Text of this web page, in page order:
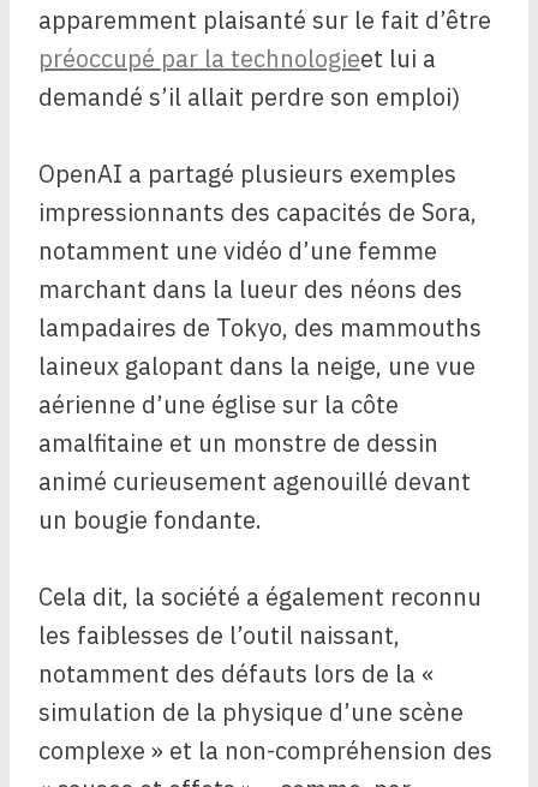
apparemment plaisanté sur le fait d’être
préoccupé par la technologieet lui a
demandé s’il allait perdre son emploi)
OpenAI a partagé plusieurs exemples
impressionnants des capacités de Sora,
notamment une vidéo d’une femme
marchant dans la lueur des néons des
lampadaires de Tokyo, des mammouths
laineux galopant dans la neige, une vue
aérienne d’une église sur la côte
amalfitaine et un monstre de dessin
animé curieusement agenouillé devant
un bougie fondante.
Cela dit, la société a également reconnu
les faiblesses de l’outil naissant,
notamment des défauts lors de la «
simulation de la physique d’une scène
complexe » et la non-compréhension des